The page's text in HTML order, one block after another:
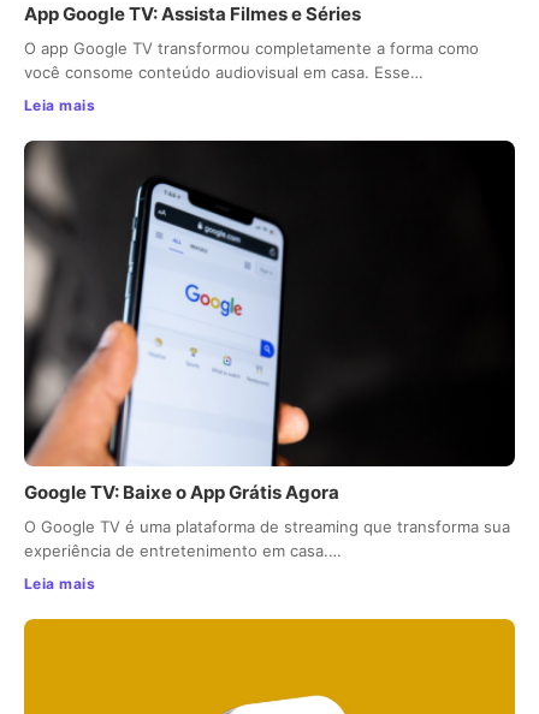
App Google TV: Assista Filmes e Séries
O app Google TV transformou completamente a forma como
você consome conteúdo audiovisual em casa. Esse…
Leia mais
Google TV: Baixe o App Grátis Agora
O Google TV é uma plataforma de streaming que transforma sua
experiência de entretenimento em casa.…
Leia mais